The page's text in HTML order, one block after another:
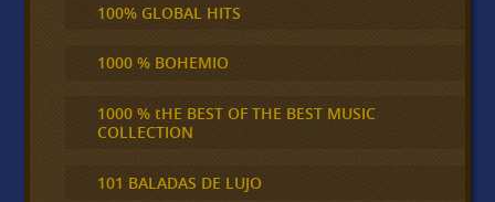
100% GLOBAL HITS
1000 % BOHEMIO
1000 % tHE BEST OF THE BEST MUSIC
COLLECTION
101 BALADAS DE LUJO